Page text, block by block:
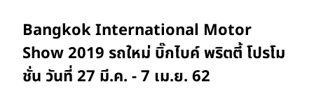
Bangkok International Motor
Show 2019 รถใหม่ บิ๊กไบค์ พริตตี้ โปรโม
ชั่น วันที่ 27 มี.ค. - 7 เม.ย. 62